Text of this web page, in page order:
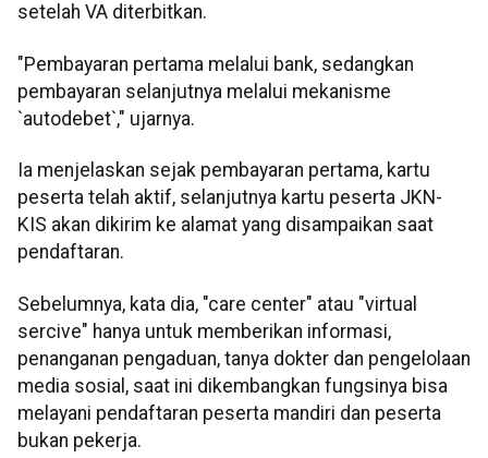
setelah VA diterbitkan.
"Pembayaran pertama melalui bank, sedangkan
pembayaran selanjutnya melalui mekanisme
`autodebet`," ujarnya.
Ia menjelaskan sejak pembayaran pertama, kartu
peserta telah aktif, selanjutnya kartu peserta JKN-
KIS akan dikirim ke alamat yang disampaikan saat
pendaftaran.
Sebelumnya, kata dia, "care center" atau "virtual
sercive" hanya untuk memberikan informasi,
penanganan pengaduan, tanya dokter dan pengelolaan
media sosial, saat ini dikembangkan fungsinya bisa
melayani pendaftaran peserta mandiri dan peserta
bukan pekerja.